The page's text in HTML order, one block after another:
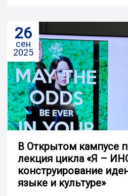
26
сен
2025
В Открытом кампусе
лекция цикла «Я –
конструирование
языке и культуре»